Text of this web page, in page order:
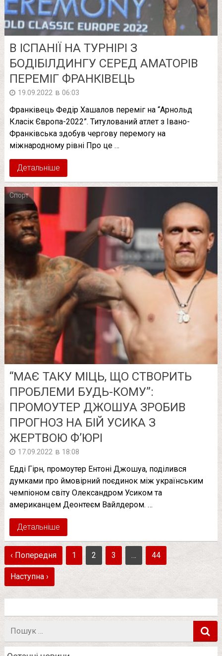
В ІСПАНІЇ НА ТУРНІРІ З
БОДІБІЛДИНГУ СЕРЕД АМАТОРІВ
ПЕРЕМІГ ФРАНКІВЕЦЬ
19.09.2022 в 06:03
Франківець Федір Хашалов переміг на “Арнольд
Класік Європа-2022”. Титулований атлет з Івано-
Франківська здобув чергову перемогу на
міжнародному рівні Про це …
Детальніше
Спорт
“МАЄ ТАКУ МІЦЬ, ЩО СТВОРИТЬ
ПРОБЛЕМИ БУДЬ-КОМУ”:
ПРОМОУТЕР ДЖОШУА ЗРОБИВ
ПРОГНОЗ НА БІЙ УСИКА З
ЖЕРТВОЮ Ф’ЮРІ
17.09.2022 в 18:08
Едді Гірн, промоутер Ентоні Джошуа, поділився
думками про ймовірний поєдинок між українським
чемпіоном світу Олександром Усиком та
американцем Деонтеєм Вайлдером. …
Детальніше
‹ Попередня 1 2 3 … 44
Наступна ›
Пошук